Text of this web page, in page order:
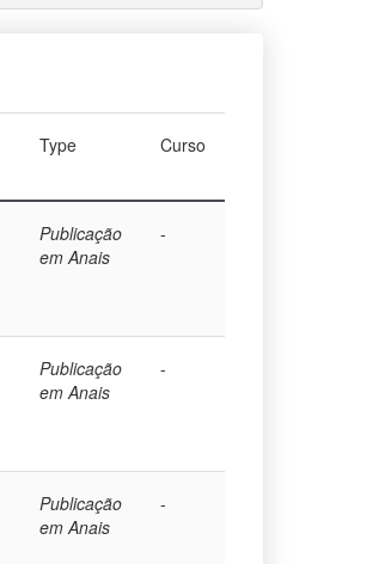
Type Curso
Publicação
em Anais
-
Publicação
em Anais
-
Publicação
em Anais
-